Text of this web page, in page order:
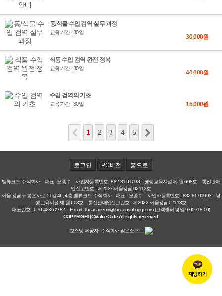
동/식물 수입 검역 실무 과정
교육기간 : 30일
30,000원
식품 수입 검역 완전 정복
교육기간 : 30일
40,000원
수입 검역의 기초
교육기간 : 30일 15,000원
1 2 3 4 5
로그인 PC버전 홈으로
밸류코드 주식회사 대표 : 오종수 사업자등록번호 : 882-81-01093 평생교육시설 제 원-608호 통신판매
업신고번호 : 제2022-서울강남-02113호
서울 강남구 봉은사로 51길 46, 4층 밸류코드 주식회사 대표 : 오종수 사업자등록번호 : 882-81-01093 평
생교육시설 제 원-608호 통신판매업신고번호 : 제2022-서울강남-02113호
대표번호 : 070-4236-2782 E-mail : theacademy@theconsultinggr.com (고객센터 평일 9:00~18:00)
COPYRIGHT(C)ValueCode All rights reserved.
호스팅 제공자: 주식회사 맑은소프트